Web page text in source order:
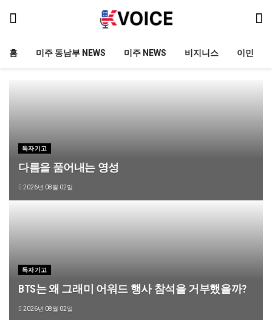
홈 미주 동남부 NEWS 미주 NEWS 비지니스 이민
독자기고
다름을 품어내는 영성
2026년 08월 02일
독자기고
BTS는 왜 그래미 어워드 행사 참석을 거부했을까?
2026년 08월 02일